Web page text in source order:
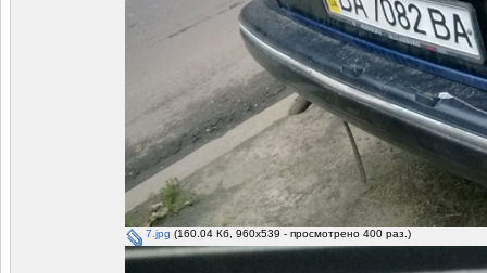
7.jpg (160.04 Кб, 960x539 - просмотрено 400 раз.)